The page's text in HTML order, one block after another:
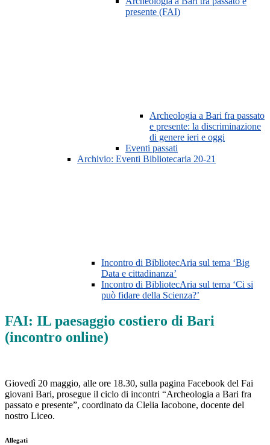
presente (FAI)
Archeologia a Bari fra passato
e presente: la discriminazione
di genere ieri e oggi
Eventi passati
Archivio: Eventi Bibliotecaria 20-21
Incontro di BibliotecAria sul tema ‘Big
Data e cittadinanza’
Incontro di BibliotecAria sul tema ‘Ci si
può fidare della Scienza?’
FAI: IL paesaggio costiero di Bari
(incontro online)
Giovedì 20 maggio, alle ore 18.30, sulla pagina Facebook del Fai
giovani Bari, prosegue il ciclo di incontri “Archeologia a Bari fra
passato e presente”, coordinato da Clelia Iacobone, docente del
nostro Liceo.
Allegati